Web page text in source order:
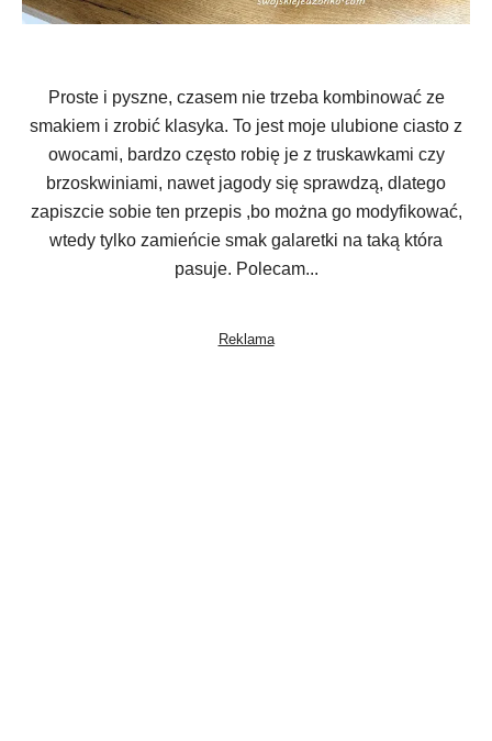
Proste i pyszne, czasem nie trzeba kombinować ze
smakiem i zrobić klasyka. To jest moje ulubione ciasto z
owocami, bardzo często robię je z truskawkami czy
brzoskwiniami, nawet jagody się sprawdzą, dlatego
zapiszcie sobie ten przepis ,bo można go modyfikować,
wtedy tylko zamieńcie smak galaretki na taką która
pasuje. Polecam...